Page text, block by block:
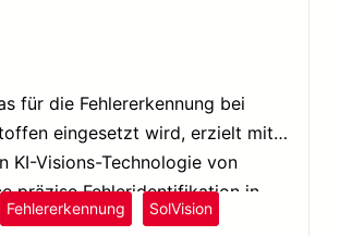
für die Fehlererkennung bei
eingesetzt wird, erzielt mit
KI-Visions-Technologie von
präzise Fehleridentifikation in
Fehlererkennung SolVision